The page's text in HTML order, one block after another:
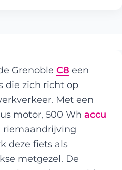
Grenoble C8 een
die zich richt op
Met een
motor, 500 Wh accu
riemaandrijving
deze fiets als
metgezel. De